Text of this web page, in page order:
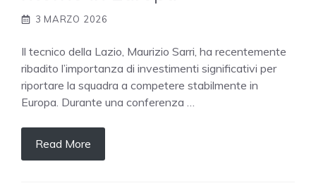
3 MARZO 2026
Il tecnico della Lazio, Maurizio Sarri, ha recentemente
ribadito l’importanza di investimenti significativi per
riportare la squadra a competere stabilmente in
Europa. Durante una conferenza …
Read More